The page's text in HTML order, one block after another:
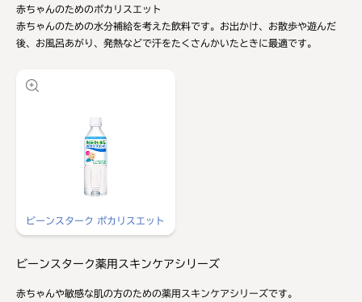
赤ちゃんのためのポカリスエット
赤ちゃんのための水分補給を考えた飲料です。お出かけ、お散歩や遊んだ
後、お風呂あがり、発熱などで汗をたくさんかいたときに最適です。
ビーンスターク ポカリスエット
ビーンスターク薬用スキンケアシリーズ
赤ちゃんや敏感な肌の方のための薬用スキンケアシリーズです。